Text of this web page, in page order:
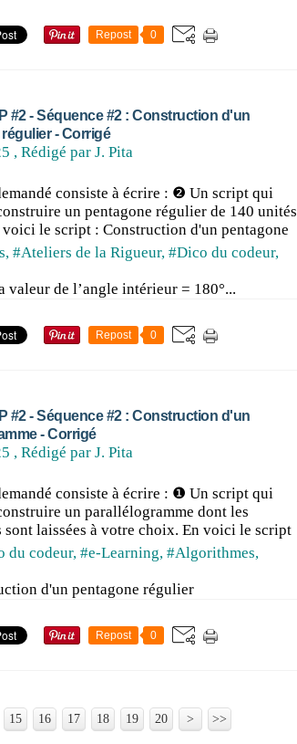
Repost 0
#2 - Séquence #2 : Construction d'un
- Corrigé
, Rédigé par J. Pita
, #Ateliers de la Rigueur, #Dico du codeur,
consiste à écrire : ❷ Un script qui
un pentagone régulier de 140 unités
voici le script : Construction d'un pentagone
de l’angle intérieur = 180°...
Repost 0
#2 - Séquence #2 : Construction d'un
- Corrigé
, Rédigé par J. Pita
du codeur, #e-Learning, #Algorithmes,
consiste à écrire : ❶ Un script qui
un parallélogramme dont les
sont laissées à votre choix. En voici le script
d'un pentagone régulier
Repost 0
15 16 17 18 19 20 30
40
50
60
> >>